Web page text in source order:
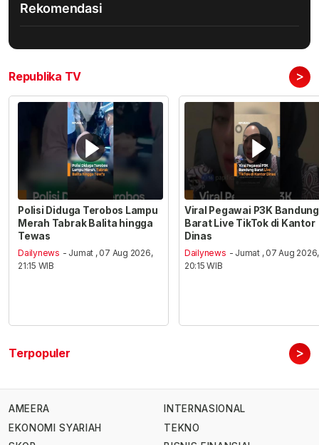
Rekomendasi
Republika TV >
Polisi Diduga Terobos Lampu
Merah Tabrak Balita hingga
Tewas
Dailynews - Jumat , 07 Aug 2026,
21:15 WIB
Viral Pegawai P3K Bandung
Barat Live TikTok di Kantor
Dinas
Dailynews - Jumat , 07 Aug 2026,
20:15 WIB
Terpopuler >
AMEERA
EKONOMI SYARIAH
INTERNASIONAL
TEKNO